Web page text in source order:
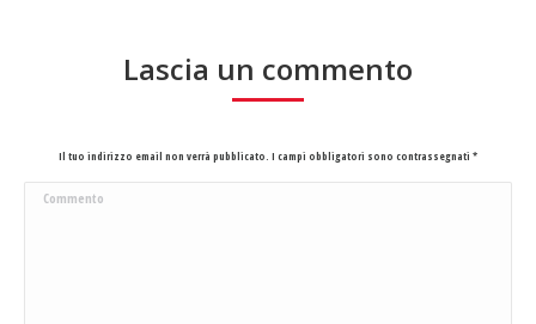
Lascia un commento
Il tuo indirizzo email non verrà pubblicato. I campi obbligatori sono contrassegnati *
Commento